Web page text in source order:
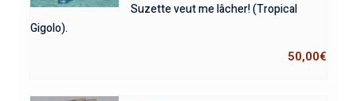
Suzette veut me lâcher! (Tropical
Gigolo).
50,00€